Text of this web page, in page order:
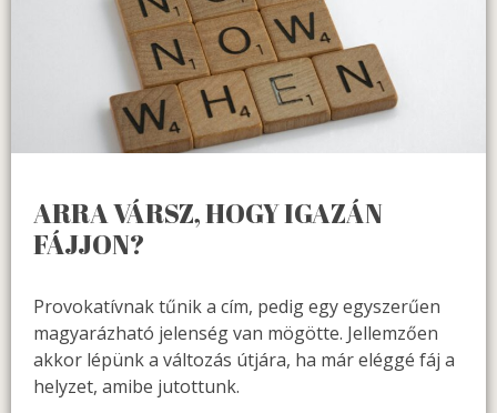
ARRA VÁRSZ, HOGY IGAZÁN
FÁJJON?
Provokatívnak tűnik a cím, pedig egy egyszerűen
magyarázható jelenség van mögötte. Jellemzően
akkor lépünk a változás útjára, ha már eléggé fáj a
helyzet, amibe jutottunk.